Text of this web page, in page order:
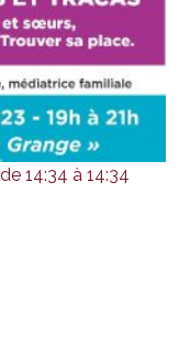
14:34 à 14:34